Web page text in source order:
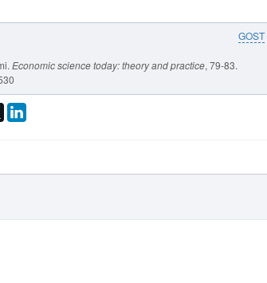
GOST
Economic science today: theory and practice, 79-83.